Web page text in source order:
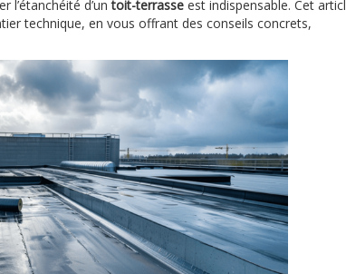
l’étanchéité d’untoit-terrasse est indispensable. Cet
technique, en vous offrant des conseils concrets,